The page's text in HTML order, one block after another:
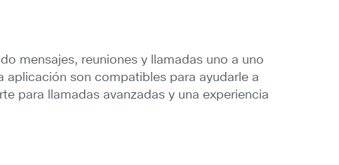
mensajes, reuniones y llamadas uno a uno
aplicación son compatibles para ayudarle a
para llamadas avanzadas y una experiencia